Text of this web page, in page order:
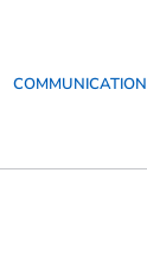
COMMUNICATION